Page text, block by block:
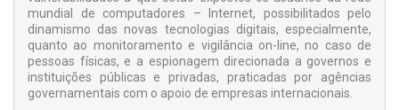
mundial de computadores – Internet, possibilitados pelo
dinamismo das novas tecnologias digitais, especialmente,
quanto ao monitoramento e vigilância on-line, no caso de
pessoas físicas, e a espionagem direcionada a governos e
instituições públicas e privadas, praticadas por agências
governamentais com o apoio de empresas internacionais.